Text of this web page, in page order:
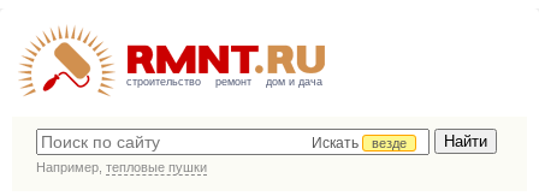
строительство ремонт дом и дача
Искать
везде
Например, тепловые пушки